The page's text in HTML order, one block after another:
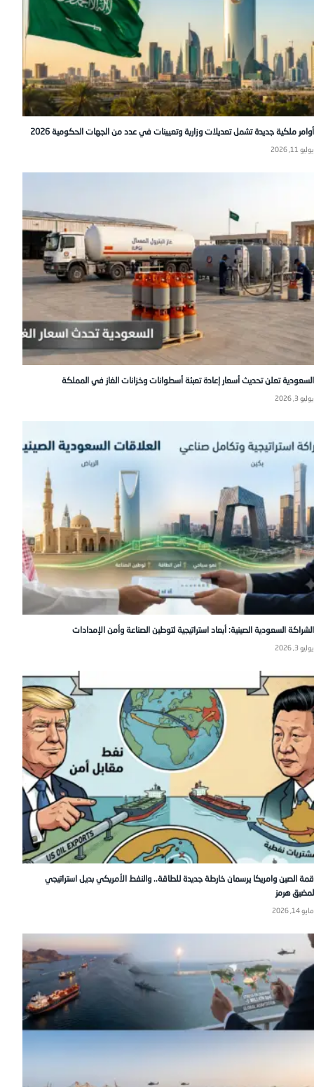
أوامر ملكية جديدة تشمل تعديلات وزارية وتعيينات في عدد من الجهات الحكومية 2026
يوليو 11, 2026
السعودية تعلن تحديث أسعار إعادة تعبئة أسطوانات وخزانات الغاز في المملكة
يوليو 3, 2026
الشراكة السعودية الصينية: أبعاد استراتيجية لتوطين الصناعة وأمن الإمدادات
يوليو 3, 2026
قمة الصين وامريكا يرسمان خارطة جديدة للطاقة.. والنفط الأمريكي بديل استراتيجي
لمضيق هرمز
مايو 14, 2026